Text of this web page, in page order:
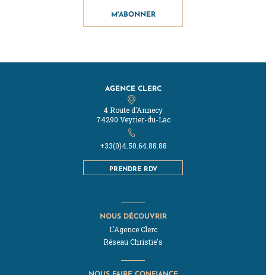
M'ABONNER
AGENCE CLERC
4 Route d'Annecy
74290 Veyrier-du-Lac
+33(0)4.50.64.88.88
PRENDRE RDV
NOUS DÉCOUVRIR
L'Agence Clerc
Réseau Christie's
NOUS FAIRE CONFIANCE